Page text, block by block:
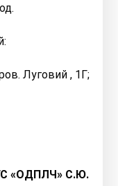
Луговий , 1Г;
«ОДПЛЧ» С.Ю.